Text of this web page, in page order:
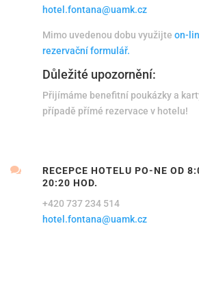
hotel.fontana@uamk.cz
Mimo uvedenou dobu využijteon-
rezervační formulář.
Důležité upozornění:
Přijímáme benefitní poukázky a
případě přímé rezervace v hotelu!

RECEPCE HOTELU PO-NE OD
20:20 HOD.
+420 737 234 514
hotel.fontana@uamk.cz